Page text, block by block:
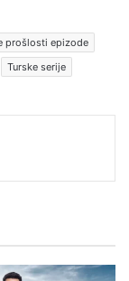
prošlosti epizode
Turske serije